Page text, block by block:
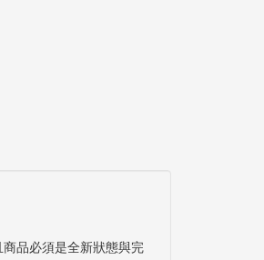
品必須是全新狀態與完